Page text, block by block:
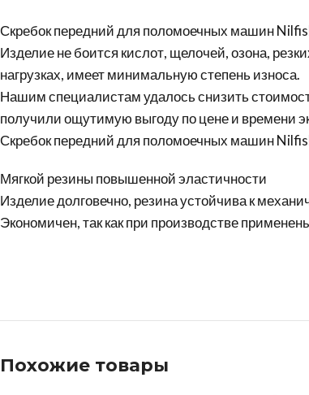
Скребок передний для поломоечных машин
Изделие не боится кислот, щелочей, озона,
нагрузках, имеет минимальную степень износа.
Нашим специалистам удалось снизить
получили ощутимую выгоду по цене и времени
Скребок передний для поломоечных машин
Мягкой резины повышенной эластичности
Изделие долговечно, резина устойчива к
Экономичен, так как при производстве
Похожие товары